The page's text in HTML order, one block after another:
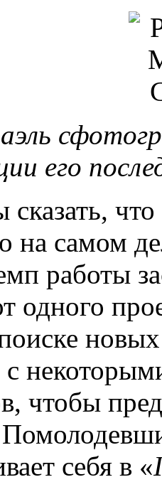
его
на самом
работы
одного
с
чтобы
себя в «